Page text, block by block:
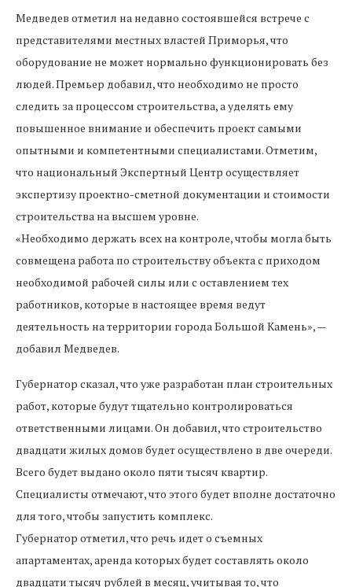
Медведев отметил на недавно состоявшейся встрече с
представителями местных властей Приморья, что
оборудование не может нормально функционировать без
людей. Премьер добавил, что необходимо не просто
следить за процессом строительства, а уделять ему
повышенное внимание и обеспечить проект самыми
опытными и компетентными специалистами. Отметим,
что национальный Экспертный Центр осуществляет
экспертизу проектно-сметной документации и стоимости
строительства на высшем уровне.
«Необходимо держать всех на контроле, чтобы могла быть
совмещена работа по строительству объекта с приходом
необходимой рабочей силы или с оставлением тех
работников, которые в настоящее время ведут
деятельность на территории города Большой Камень», —
добавил Медведев.
Губернатор сказал, что уже разработан план строительных
работ, которые будут тщательно контролироваться
ответственными лицами. Он добавил, что строительство
двадцати жилых домов будет осуществлено в две очереди.
Всего будет выдано около пяти тысяч квартир.
Специалисты отмечают, что этого будет вполне достаточно
для того, чтобы запустить комплекс.
Губернатор отметил, что речь идет о съемных
апартаментах, аренда которых будет составлять около
двадцати тысяч рублей в месяц, учитывая то, что